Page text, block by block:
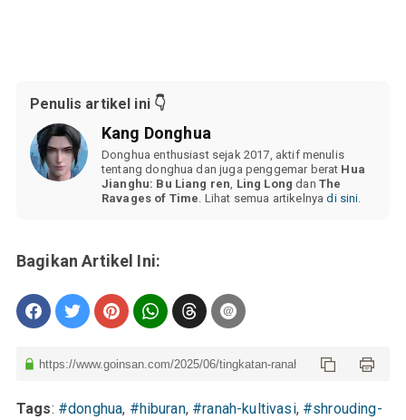
Penulis artikel ini 👇
Kang Donghua
Donghua enthusiast sejak 2017, aktif menulis
tentang donghua dan juga penggemar berat Hua
Jianghu: Bu Liang ren, Ling Long dan The
Ravages of Time. Lihat semua artikelnyadi sini.
Tags: #donghua, #hiburan, #ranah-kultivasi, #shrouding-